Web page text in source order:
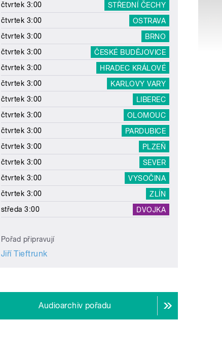
čtvrtek 3:00
STŘEDNÍ ČECHY
čtvrtek 3:00
OSTRAVA
čtvrtek 3:00
BRNO
čtvrtek 3:00
ČESKÉ BUDĚJOVICE
čtvrtek 3:00
HRADEC KRÁLOVÉ
čtvrtek 3:00
KARLOVY VARY
čtvrtek 3:00
LIBEREC
čtvrtek 3:00
OLOMOUC
čtvrtek 3:00
PARDUBICE
čtvrtek 3:00
PLZEŇ
čtvrtek 3:00
SEVER
čtvrtek 3:00
VYSOČINA
čtvrtek 3:00
ZLÍN
středa 3:00
DVOJKA
Pořad připravují
Jiří Tieftrunk
Audioarchiv pořadu